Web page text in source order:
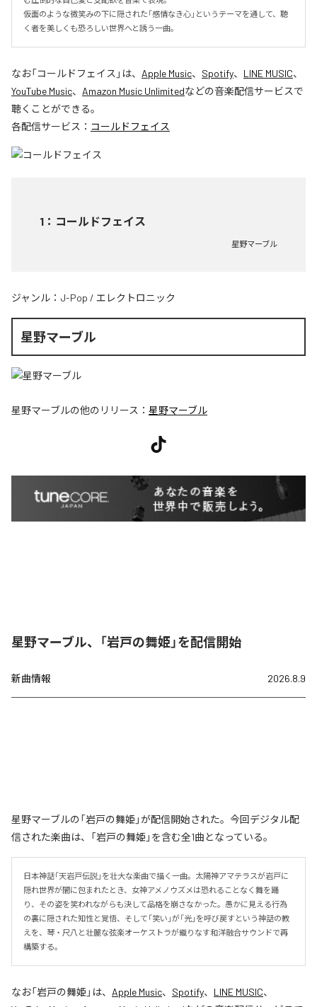
仮面のような微笑みの下に隠された「感情なき心」というテーマを通して、聴
く者を美しくも恐ろしい世界へと誘う一曲。
なお「コールドフェイス 」は、 Apple Music、 Spotify、 LINE MUSIC、
YouTube Music、 Amazon Music Unlimitedなどの音楽配信サービスで
聴くことができる。
各配信サービス： コールドフェイス
1 ： コールドフェイス
星野マーブル
ジャンル： J-Pop / エレクトロニック
星野マーブル
星野マーブルの他のリリース： 星野マーブル
星野マーブル、「岩戸の舞姫」を配信開始
新曲情報 2026.8.9
星野マーブルの「岩戸の舞姫」が配信開始された。今回デジタル配
信された楽曲は、「岩戸の舞姫」を含む全1曲となっている。
日本神話「天岩戸伝説」を壮大な楽曲で描く一曲。太陽神アマテラスが岩戸に
隠れ世界が闇に包まれたとき、女神アメノウズメは恐れることなく舞を踊
り、その姿を笑われながらも決して品格を崩さなかった。愚かに見える行為
の裏に隠された知性と覚悟、そして「笑い」が「光」を呼び戻すという神話の教
えを、琴・尺八と壮麗な弦楽オーケストラが織りなす和洋融合サウンドで再
構築する。
なお「岩戸の舞姫 」は、 Apple Music、 Spotify、 LINE MUSIC、